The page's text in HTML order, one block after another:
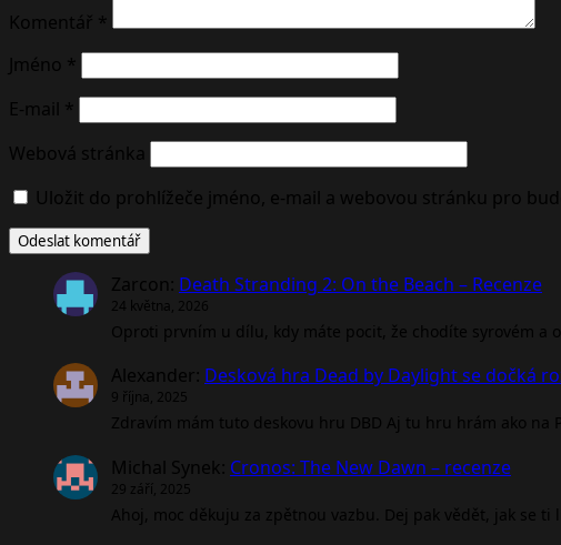
Komentář *
Jméno *
E-mail *
Webová stránka
Uložit do prohlížeče jméno, e-mail a webovou stránku pro
Zarcon: Death Stranding 2: On the Beach – Recenze
24 května, 2026
Oproti prvním u dílu, kdy máte pocit, že chodíte syrovém a
Alexander: Desková hra Dead by Daylight se dočká
9 října, 2025
Zdravím mám tuto deskovu hru DBD Aj tu hru hrám ako na
Michal Synek: Cronos: The New Dawn – recenze
29 září, 2025
Ahoj, moc děkuju za zpětnou vazbu. Dej pak vědět, jak se ti